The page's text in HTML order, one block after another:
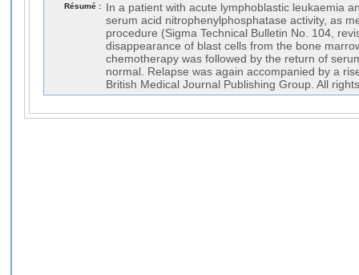
Résumé :
In a patient with acute lymphoblastic leukaemia
serum acid nitrophenylphosphatase activity, as
procedure (Sigma Technical Bulletin No. 104,
disappearance of blast cells from the bone
chemotherapy was followed by the return of
normal. Relapse was again accompanied by a
British Medical Journal Publishing Group. All